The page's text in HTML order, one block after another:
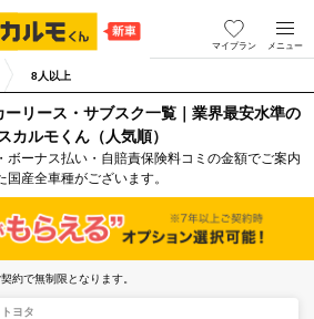
マイプラン メニュー
8人以上
リース・サブスク一覧｜業界最安水準の
カルモくん（人気順）
ボーナス払い・自賠責保険料コミの金額でご案内
国産全車種がございます。
約で無制限となります。
トヨタ